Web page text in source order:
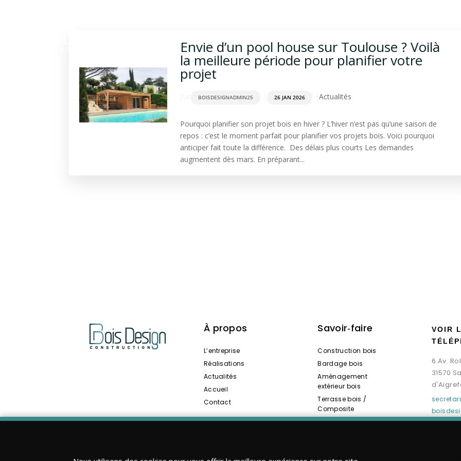
Envie d’un pool house sur Toulouse ? Voilà
la meilleure période pour planifier votre
projet
BOISDESIGNADMIN25 26 JAN 2026 Actualités
Pourquoi planifier son projet bois en hiver ? L’hiver n’est pas qu’une saison de
repos : c’est le moment parfait pour planifier vos projets bois. Voici pourquoi
anticiper fait toute la différence. Des délais plus courts Les demandes
augmentent dès mars. En préparant...
À propos
L’entreprise
Réalisations
Actualités
Accueil
Contact
Savoir‑faire
Construction bois
Bardage bois
Aménagement
extérieur bois
Terrasse bois /
Composite
Spas / Saunas bois
VOIR
6 Av.
31570